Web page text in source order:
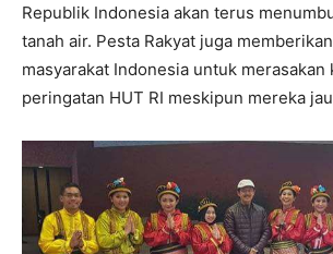
Republik Indonesia akan terus
tanah air. Pesta Rakyat juga
masyarakat Indonesia untuk merasakan
peringatan HUT RI meskipun mereka